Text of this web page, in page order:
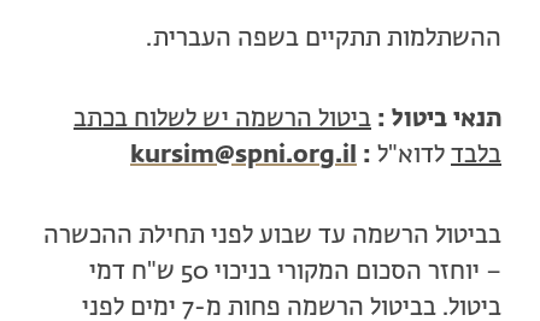
ההשתלמות תתקיים בשפה העברית.
תנאי ביטול : ביטול הרשמה יש לשלוח בכתב
בלבד לדוא"ל :
kursim@spni.org.il
בביטול הרשמה עד שבוע לפני תחילת ההכשרה
– יוחזר הסכום המקורי בניכוי 50 ש"ח דמי
ביטול. בביטול הרשמה פחות מ-7 ימים לפני